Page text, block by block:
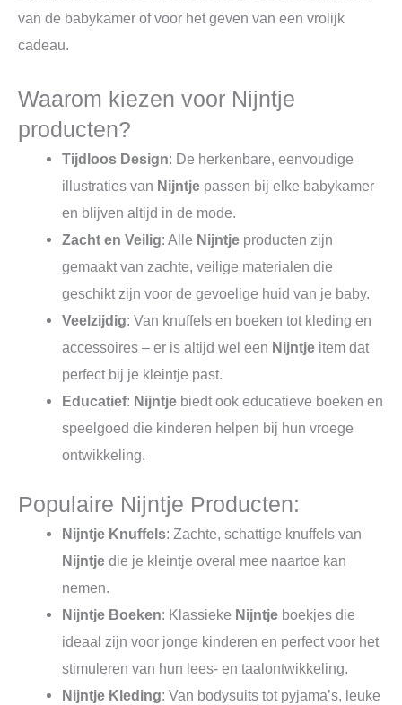
van de babykamer of voor het geven van een vrolijk
cadeau.
Waarom kiezen voor Nijntje
producten?
Tijdloos Design: De herkenbare, eenvoudige
illustraties van Nijntje passen bij elke babykamer
en blijven altijd in de mode.
Zacht en Veilig: Alle Nijntje producten zijn
gemaakt van zachte, veilige materialen die
geschikt zijn voor de gevoelige huid van je baby.
Veelzijdig: Van knuffels en boeken tot kleding en
accessoires – er is altijd wel een Nijntje item dat
perfect bij je kleintje past.
Educatief: Nijntje biedt ook educatieve boeken en
speelgoed die kinderen helpen bij hun vroege
ontwikkeling.
Populaire Nijntje Producten:
Nijntje Knuffels: Zachte, schattige knuffels van
Nijntje die je kleintje overal mee naartoe kan
nemen.
Nijntje Boeken: Klassieke Nijntje boekjes die
ideaal zijn voor jonge kinderen en perfect voor het
stimuleren van hun lees- en taalontwikkeling.
Nijntje Kleding: Van bodysuits tot pyjama’s, leuke